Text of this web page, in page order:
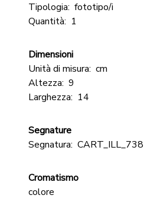
Tipologia: fototipo/i
Quantità: 1
Dimensioni
Unità di misura: cm
Altezza: 9
Larghezza: 14
Segnature
Segnatura: CART_ILL_738
Cromatismo
colore